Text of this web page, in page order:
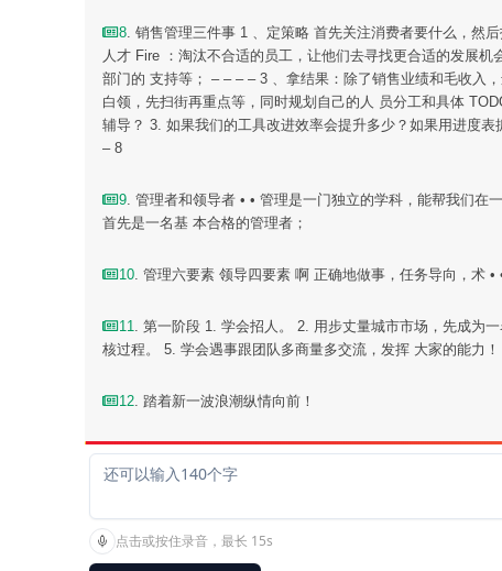
8 . 销售管理三件事 1 、定策略 首先关注消费者要什么，然
人才 Fire ：淘汰不合适的员工，让他们去寻找更合适的发展
部门的 支持等； – – – – 3 、拿结果：除了销售业绩和毛收入
白领，先扫街再重点等，同时规划自己的人 员分工和具体
辅导？ 3. 如果我们的工具改进效率会提升多少？如果用进度
– 8
9 . 管理者和领导者 • • 管理是一门独立的学科，能帮我们
首先是一名基 本合格的管理者；
10 . 管理六要素 领导四要素 啊 正确地做事，任务导向，术
11
. 第一阶段 1. 学会招人。 2. 用步丈量城市市场，先成为
核过程。 5. 学会遇事跟团队多商量多交流，发挥 大家的能力！
12 . 踏着新一波浪潮纵情向前！